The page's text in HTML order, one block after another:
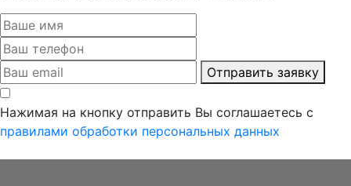
Отправить заявку
Нажимая на кнопку отправить Вы соглашаетесь с
правилами обработки персональных данных